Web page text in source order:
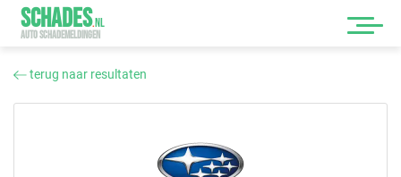
SCHADES.NL
AUTO SCHADEMELDINGEN
terug naar resultaten